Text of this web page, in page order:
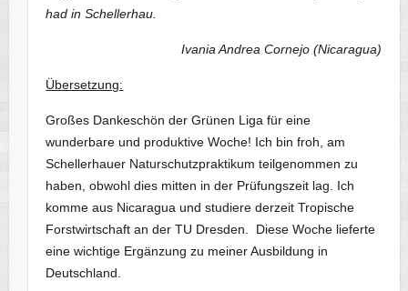
had in Schellerhau.
Ivania Andrea Cornejo (Nicaragua)
Übersetzung:
Großes Dankeschön der Grünen Liga für eine
wunderbare und produktive Woche! Ich bin froh, am
Schellerhauer Naturschutzpraktikum teilgenommen zu
haben, obwohl dies mitten in der Prüfungszeit lag. Ich
komme aus Nicaragua und studiere derzeit Tropische
Forstwirtschaft an der TU Dresden. Diese Woche lieferte
eine wichtige Ergänzung zu meiner Ausbildung in
Deutschland.